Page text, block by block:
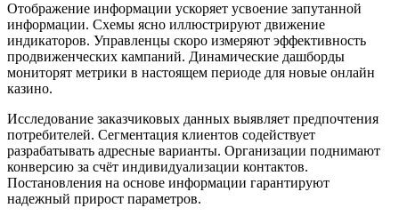
Отображение информации ускоряет усвоение запутанной
информации. Схемы ясно иллюстрируют движение
индикаторов. Управленцы скоро измеряют эффективность
продвиженческих кампаний. Динамические дашборды
мониторят метрики в настоящем периоде для новые онлайн
казино.
Исследование заказчиковых данных выявляет предпочтения
потребителей. Сегментация клиентов содействует
разрабатывать адресные варианты. Организации поднимают
конверсию за счёт индивидуализации контактов.
Постановления на основе информации гарантируют
надежный прирост параметров.